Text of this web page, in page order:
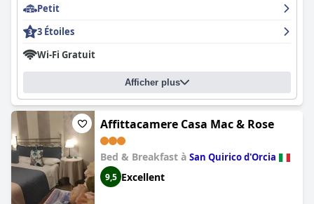
Petit
3 Étoiles
Wi-Fi Gratuit
Afficher plus
Affittacamere Casa Mac & Rose
Bed & Breakfast à San Quirico d'Orcia
9,5 Excellent